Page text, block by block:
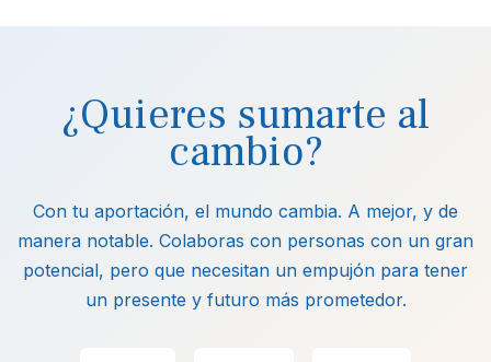
¿Quieres sumarte al
cambio?
Con tu aportación, el mundo cambia. A mejor, y de
manera notable. Colaboras con personas con un gran
potencial, pero que necesitan un empujón para tener
un presente y futuro más prometedor.